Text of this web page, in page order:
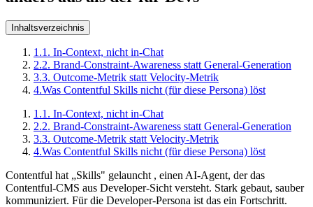
Inhaltsverzeichnis
1.1. In-Context, nicht in-Chat
2.2. Brand-Constraint-Awareness statt General-Generation
3.3. Outcome-Metrik statt Velocity-Metrik
4.Was Contentful Skills nicht (für diese Persona) löst
1.1. In-Context, nicht in-Chat
2.2. Brand-Constraint-Awareness statt General-Generation
3.3. Outcome-Metrik statt Velocity-Metrik
4.Was Contentful Skills nicht (für diese Persona) löst
Contentful hat „Skills" gelauncht , einen AI-Agent, der das
Contentful-CMS aus Developer-Sicht versteht. Stark gebaut, sauber
kommuniziert. Für die Developer-Persona ist das ein Fortschritt.